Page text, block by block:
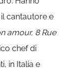
cantautore e
amour, 8 Rue
chef di
in Italia e